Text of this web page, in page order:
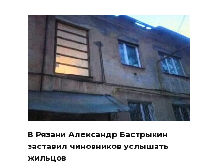
В Рязани Александр Бастрыкин
заставил чиновников услышать
жильцов